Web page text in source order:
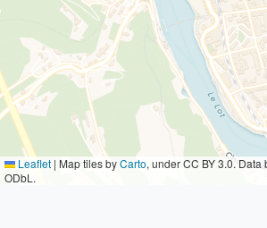
Leaflet | Map tiles byCarto, under CC BY 3.0.
ODbL.